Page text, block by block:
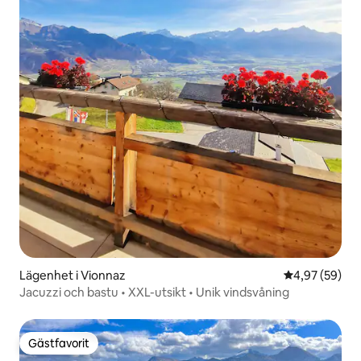
Lägenhet i Vionnaz 4,97 av 5 i
4,97 (59)
Jacuzzi och bastu • XXL-utsikt • Unik vindsvåning
Gästfavorit
Gästfavorit